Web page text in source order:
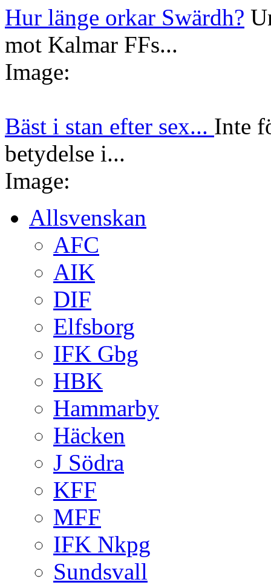
Hur länge orkar Swärdh?
mot Kalmar FFs...
Image:
Bäst i stan efter sex... Inte
betydelse i...
Image:
Allsvenskan
AFC
AIK
DIF
Elfsborg
IFK Gbg
HBK
Hammarby
Häcken
J Södra
KFF
MFF
IFK Nkpg
Sundsvall